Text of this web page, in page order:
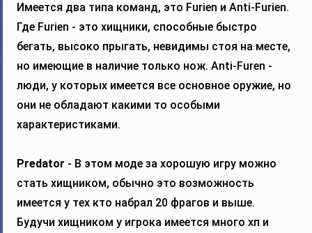
Имеется два типа команд, это Furien и Anti-Furien.
Где Furien - это хищники, способные быстро
бегать, высоко прыгать, невидимы стоя на месте,
но имеющие в наличие только нож. Anti-Furen -
люди, у которых имеется все основное оружие, но
они не обладают какими то особыми
характеристиками.
Predator - В этом моде за хорошую игру можно
стать хищником, обычно это возможность
имеется у тех кто набрал 20 фрагов и выше.
Будучи хищником у игрока имеется много хп и